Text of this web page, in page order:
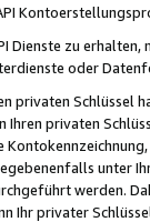
Dienste zu
oder
privaten
Ihren privaten
unter
werden.
Ihr privater